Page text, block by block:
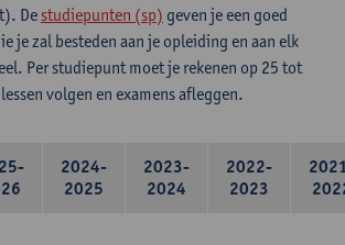
De studiepunten (sp) geven je een goed
je zal besteden aan je opleiding en aan elk
Per studiepunt moet je rekenen op 25 tot
volgen en examens afleggen.
2024-
2025
2023-
2024
2022-
2023